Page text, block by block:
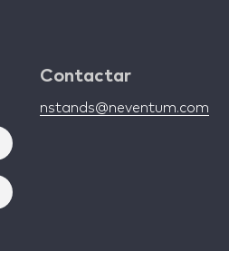
Contactar
nstands@neventum.com